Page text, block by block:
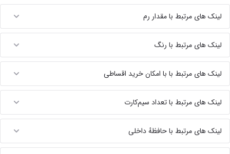
لینک های مرتبط با مقدار رم
لینک های مرتبط با رنگ
لینک های مرتبط با با امکان خرید اقساطی
لینک های مرتبط با تعداد سیم‌کارت
لینک های مرتبط با حافظهٔ داخلی